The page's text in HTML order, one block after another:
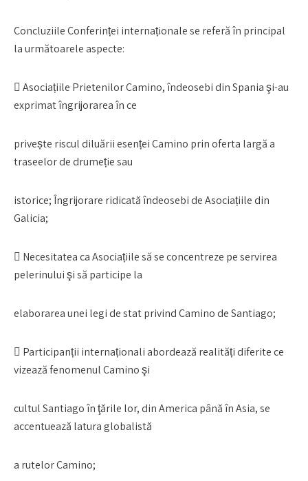
Concluziile Conferinței internaționale se referă în principal
la următoarele aspecte:
 Asociațiile Prietenilor Camino, îndeosebi din Spania şi-au
exprimat îngrijorarea în ce
privește riscul diluării esenței Camino prin oferta largă a
traseelor de drumeție sau
istorice; Îngrijorare ridicată îndeosebi de Asociațiile din
Galicia;
 Necesitatea ca Asociațiile să se concentreze pe servirea
pelerinului şi să participe la
elaborarea unei legi de stat privind Camino de Santiago;
 Participanții internaționali abordează realități diferite ce
vizează fenomenul Camino şi
cultul Santiago în ţările lor, din America până în Asia, se
accentuează latura globalistă
a rutelor Camino;